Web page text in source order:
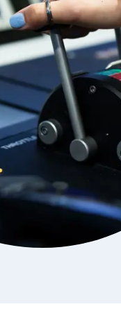
Sluit
dialog
dat de